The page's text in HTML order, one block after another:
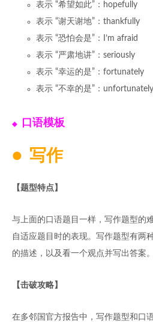
表示 “希望如此”：hopefully
表示 “谢天谢地”：thankfully
表示 “恐怕会是”：I’m afraid
表示 “严肃地讲”：seriously
表示 “幸运的是”：fortunately
表示 “不幸的是”：unfortunately
口语模板
写作
【题型特点】
与上面的口语题目一样，写作题型的
自适应题目时的表现。写作题型有两
的描述，以及看一个观点并写出答案。
【击破攻略】
在多邻国官方报告中，写作题型和口